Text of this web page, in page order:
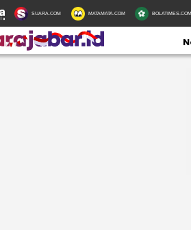
SUARA.COM MATAMATA.COM BOLATIMES.COM